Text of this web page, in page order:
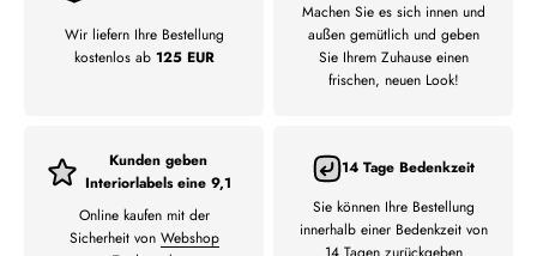
Wir liefern Ihre Bestellung
kostenlos ab 125 EUR
Machen Sie es sich innen und
außen gemütlich und geben
Sie Ihrem Zuhause einen
frischen, neuen Look!
Kunden geben
Interiorlabels eine 9,1
Online kaufen mit der
Sicherheit von Webshop
14 Tage Bedenkzeit
Sie können Ihre Bestellung
innerhalb einer Bedenkzeit von